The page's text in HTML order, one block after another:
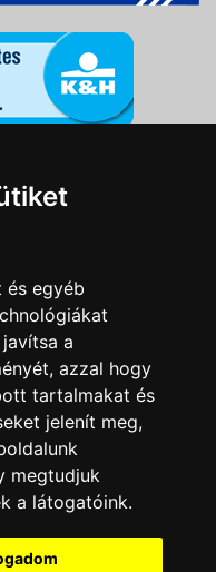
és egyéb
a
azzal hogy
tartalmakat és
jelenít meg,
megtudjuk
a látogatóink.
feltételek
szabályzat